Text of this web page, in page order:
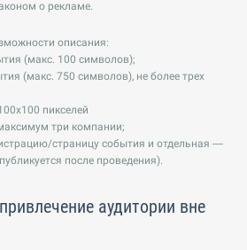
о рекламе.
описания:
(макс. 100 символов);
(макс. 750 символов), не более трех
пикселей
три компании;
страницу события и отдельная —
после проведения).
аудитории вне